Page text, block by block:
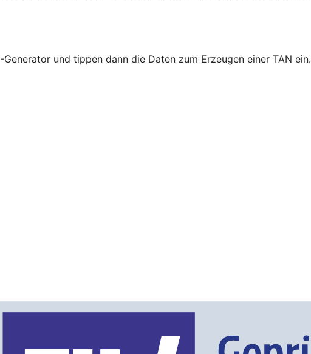
und tippen dann die Daten zum Erzeugen einer TAN ein.